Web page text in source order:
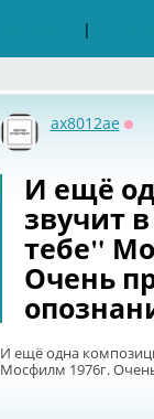
|
ax8012ae
И ещё
звучит
тебе"
Очень
И ещё одна
Мосфилм 1976г.